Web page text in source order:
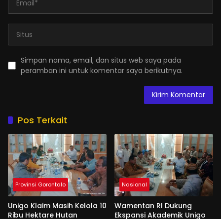
Simpan nama, email, dan situs web saya pada
peramban ini untuk komentar saya berikutnya.
Pos Terkait
Provinsi Gorontalo
Unigo Klaim Masih Kelola 10
Ribu Hektare Hutan
Nasional
Wamentan RI Dukung
Ekspansi Akademik Unigo